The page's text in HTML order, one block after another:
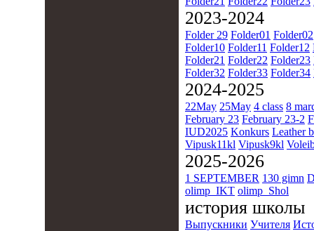
2023-2024
Folder 29 Folder01 Folder02
Folder10 Folder11 Folder12
Folder21 Folder22 Folder23
Folder32 Folder33 Folder34
2024-2025
22May 25May 4 class 8
February 23 February 23-2
IUD2025 Konkurs Leather
Vipusk11kl Vipusk9kl
2025-2026
1 SEPTEMBER 130 gimn
olimp_IKT olimp_Shol
история школы
Выпускники Учителя